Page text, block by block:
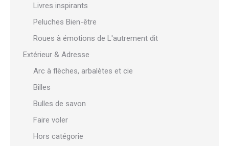
Livres inspirants
Peluches Bien-être
Roues à émotions de L'autrement dit
Extérieur & Adresse
Arc à flèches, arbalètes et cie
Billes
Bulles de savon
Faire voler
Hors catégorie